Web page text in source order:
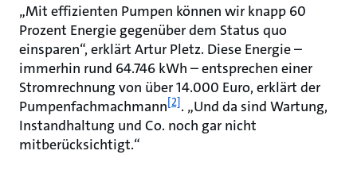
„Mit effizienten Pumpen können wir knapp 60
Prozent Energie gegenüber dem Status quo
einsparen“, erklärt Artur Pletz. Diese Energie –
immerhin rund 64.746 kWh – entsprechen einer
Stromrechnung von über 14.000 Euro, erklärt der
Pumpenfachmachmann[2]. „Und da sind Wartung,
Instandhaltung und Co. noch gar nicht
mitberücksichtigt.“